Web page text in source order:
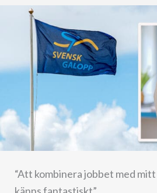
“Att kombinera jobbet med